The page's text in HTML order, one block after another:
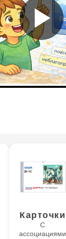
Карточки
С
ассоциациями